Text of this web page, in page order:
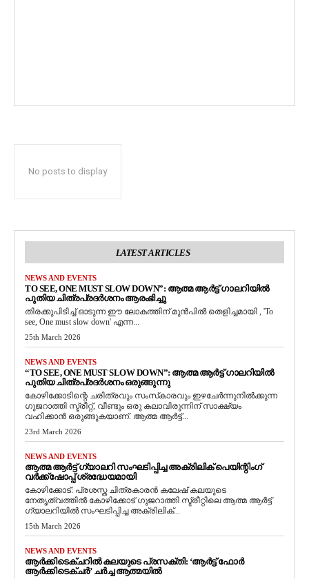
No posts to display
LATEST ARTICLES
NEWS AND EVENTS
TO SEE, ONE MUST SLOW DOWN”: ആത്മ ആർട്ട് ഗാലറിയിൽ
പുതിയ ചിത്രപ്രദർശനം ആരംഭിച്ചു
തിരക്കുപിടിച്ച് ഓടുന്ന ഈ ലോകത്തിന് മുൻപിൽ തെളിച്ചമായി , 'To
see, One must slow down' എന്ന...
25th March 2026
NEWS AND EVENTS
“TO SEE, ONE MUST SLOW DOWN”: ആത്മ ആർട്ട് ഗാലറിയിൽ
പുതിയ ചിത്രപ്രദർശനം ഒരുങ്ങുന്നു
കോഴിക്കോടിന്റെ ചരിത്രവും സംസ്‌കാരവും ഇഴചേർന്നുനിൽക്കുന്ന
ഗുജറാത്തി സ്ട്രീറ്റ്, വീണ്ടും ഒരു കലാവിരുന്നിന് സാക്ഷ്യം
വഹിക്കാൻ ഒരുങ്ങുകയാണ്. ആത്മ ആർട്ട്...
23rd March 2026
NEWS AND EVENTS
ആത്മ ആർട്ട് ഗ്യാലറി സംഘടിപ്പിച്ച അക്രിലിക് പെയിന്റിംഗ്
വർക്ക്‌ഷോപ്പ് ശ്രദ്ധേയമായി
കോഴിക്കോട്: പ്രശസ്ത ചിത്രകാരൻ കലേഷ് കലയുടെ
നേതൃത്വത്തിൽ കോഴിക്കോട് ഗുജറാത്തി സ്ട്രീറ്റിലെ ആത്മ ആർട്ട്
ഗ്യാലറിയിൽ സംഘടിപ്പിച്ച അക്രിലിക്...
15th March 2026
NEWS AND EVENTS
ആർക്കിടെക്ചറിൽ കലയുടെ പ്രസക്തി: ‘ആർട്ട് ഫോർ
ആർക്കിടെക്ചർ’ ചർച്ച ആത്മയിൽ